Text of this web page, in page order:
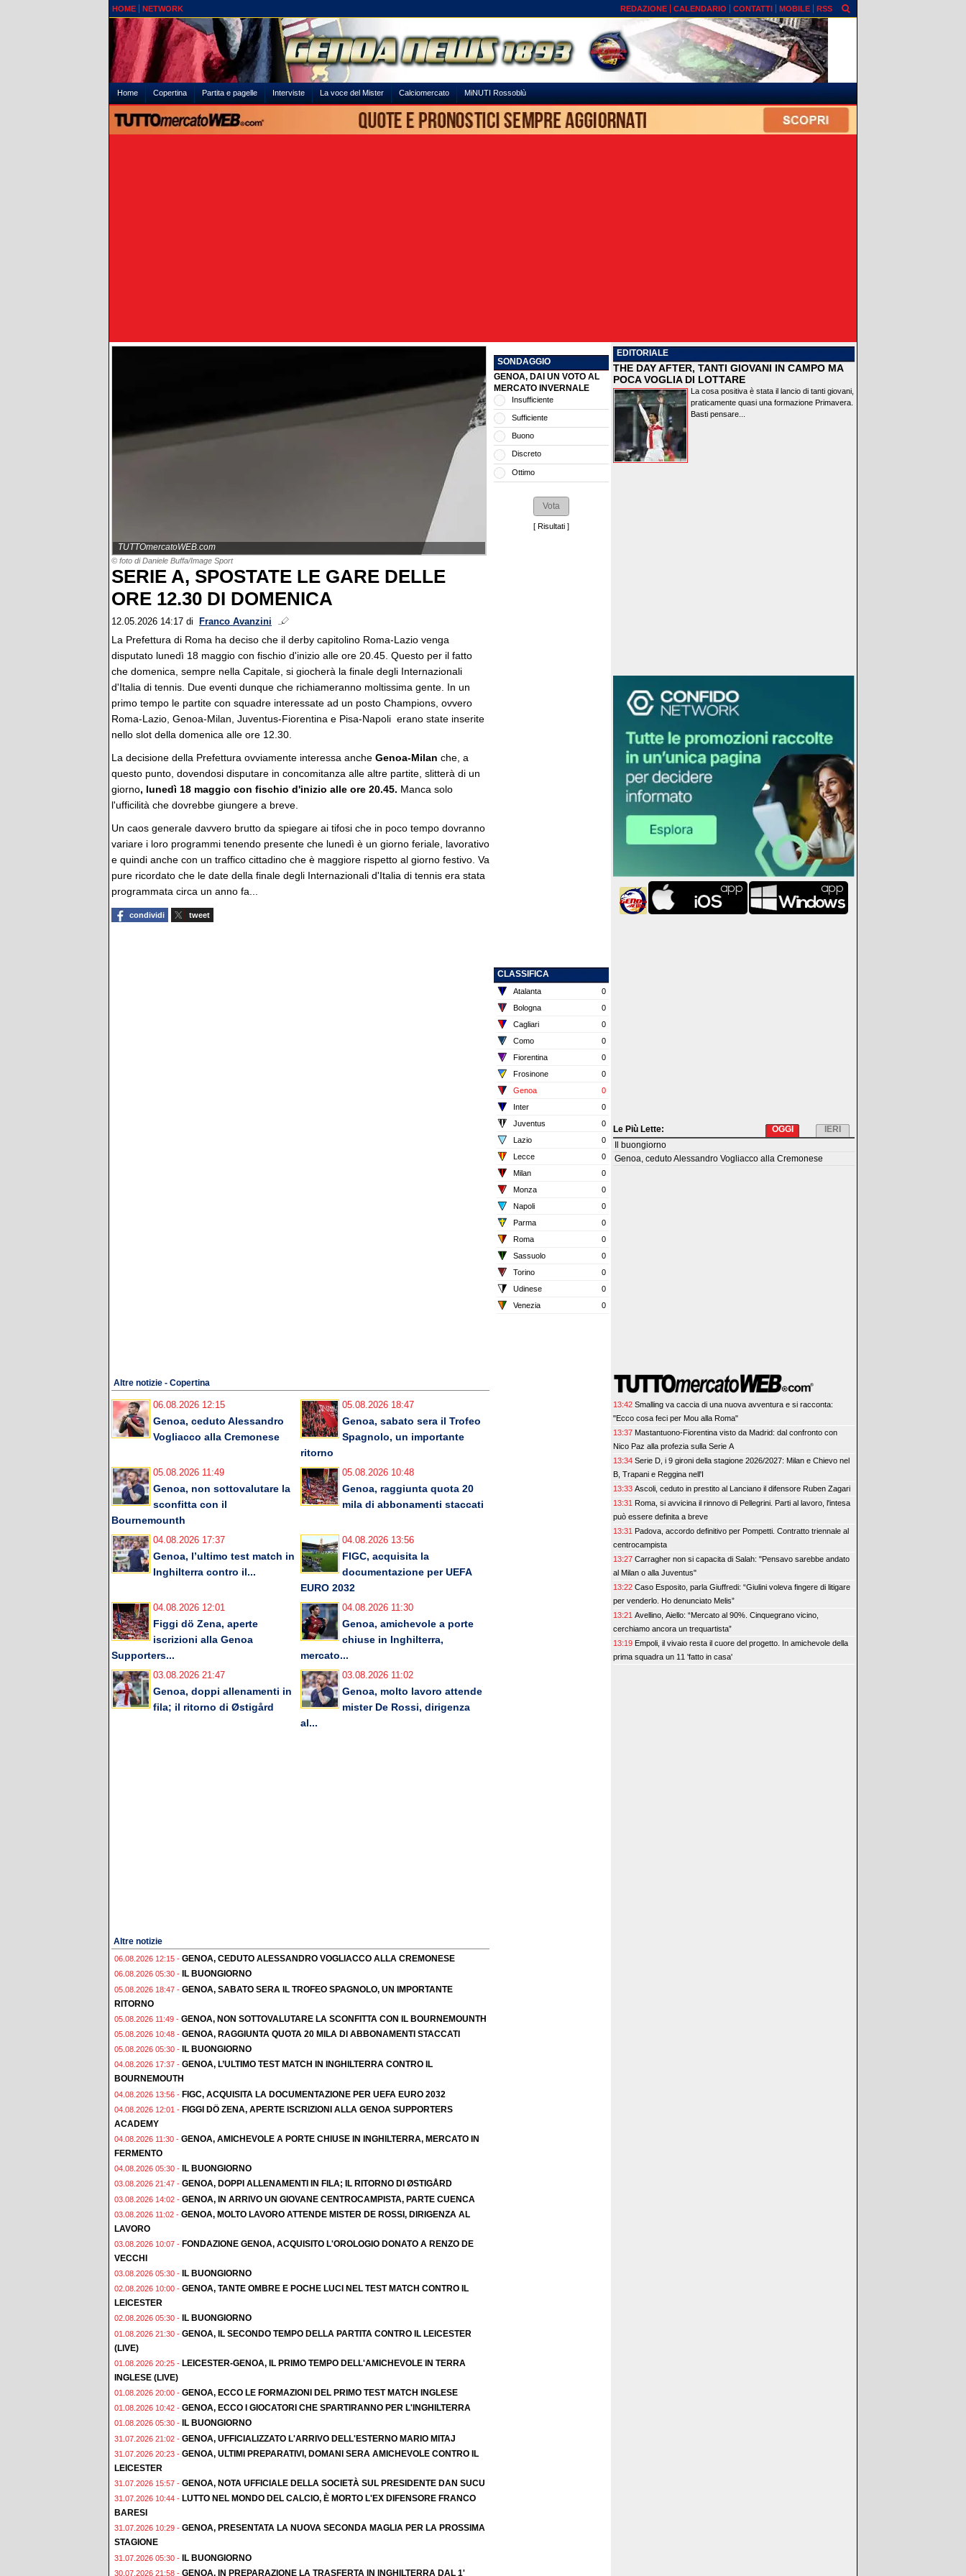
HOME NETWORK REDAZIONE CALENDARIO CONTATTI MOBILE RSS
Home Copertina Partita e pagelle Interviste La voce del Mister Calciomercato MiNUTI Rossoblù
TUTTOmercatoWEB.com
© foto di Daniele Buffa/Image Sport
SERIE A, SPOSTATE LE GARE DELLE
ORE 12.30 DI DOMENICA
12.05.2026 14:17 di Franco Avanzini
La Prefettura di Roma ha deciso che il derby capitolino Roma-Lazio venga
disputato lunedì 18 maggio con fischio d'inizio alle ore 20.45. Questo per il fatto
che domenica, sempre nella Capitale, si giocherà la finale degli Internazionali
d'Italia di tennis. Due eventi dunque che richiameranno moltissima gente. In un
primo tempo le partite con squadre interessate ad un posto Champions, ovvero
Roma-Lazio, Genoa-Milan, Juventus-Fiorentina e Pisa-Napoli erano state inserite
nello slot della domenica alle ore 12.30.
La decisione della Prefettura ovviamente interessa anche Genoa-Milan che, a
questo punto, dovendosi disputare in concomitanza alle altre partite, slitterà di un
giorno, lunedì 18 maggio con fischio d'inizio alle ore 20.45. Manca solo
l'ufficilità che dovrebbe giungere a breve.
Un caos generale davvero brutto da spiegare ai tifosi che in poco tempo dovranno
variare i loro programmi tenendo presente che lunedì è un giorno feriale, lavorativo
e quindi anche con un traffico cittadino che è maggiore rispetto al giorno festivo. Va
pure ricordato che le date della finale degli Internazionali d'Italia di tennis era stata
programmata circa un anno fa...
condividi tweet
Altre notizie - Copertina
06.08.2026 12:15
Genoa, ceduto Alessandro
Vogliacco alla Cremonese
05.08.2026 18:47
Genoa, sabato sera il Trofeo
Spagnolo, un importante
ritorno
05.08.2026 11:49
Genoa, non sottovalutare la
sconfitta con il
Bournemounth
05.08.2026 10:48
Genoa, raggiunta quota 20
mila di abbonamenti staccati
04.08.2026 17:37
Genoa, l’ultimo test match in
Inghilterra contro il...
04.08.2026 13:56
FIGC, acquisita la
documentazione per UEFA
EURO 2032
04.08.2026 12:01
Figgi dö Zena, aperte
iscrizioni alla Genoa
Supporters...
04.08.2026 11:30
Genoa, amichevole a porte
chiuse in Inghilterra,
mercato...
03.08.2026 21:47
Genoa, doppi allenamenti in
fila; il ritorno di Østigård
03.08.2026 11:02
Genoa, molto lavoro attende
mister De Rossi, dirigenza
al...
Altre notizie
06.08.2026 12:15 - GENOA, CEDUTO ALESSANDRO VOGLIACCO ALLA CREMONESE
06.08.2026 05:30 - IL BUONGIORNO
05.08.2026 18:47 - GENOA, SABATO SERA IL TROFEO SPAGNOLO, UN IMPORTANTE
RITORNO
05.08.2026 11:49 - GENOA, NON SOTTOVALUTARE LA SCONFITTA CON IL BOURNEMOUNTH
05.08.2026 10:48 - GENOA, RAGGIUNTA QUOTA 20 MILA DI ABBONAMENTI STACCATI
05.08.2026 05:30 - IL BUONGIORNO
04.08.2026 17:37 - GENOA, L’ULTIMO TEST MATCH IN INGHILTERRA CONTRO IL
BOURNEMOUTH
04.08.2026 13:56 - FIGC, ACQUISITA LA DOCUMENTAZIONE PER UEFA EURO 2032
04.08.2026 12:01 - FIGGI DÖ ZENA, APERTE ISCRIZIONI ALLA GENOA SUPPORTERS
ACADEMY
04.08.2026 11:30 - GENOA, AMICHEVOLE A PORTE CHIUSE IN INGHILTERRA, MERCATO IN
FERMENTO
04.08.2026 05:30 - IL BUONGIORNO
03.08.2026 21:47 - GENOA, DOPPI ALLENAMENTI IN FILA; IL RITORNO DI ØSTIGÅRD
03.08.2026 14:02 - GENOA, IN ARRIVO UN GIOVANE CENTROCAMPISTA, PARTE CUENCA
03.08.2026 11:02 - GENOA, MOLTO LAVORO ATTENDE MISTER DE ROSSI, DIRIGENZA AL
LAVORO
03.08.2026 10:07 - FONDAZIONE GENOA, ACQUISITO L'OROLOGIO DONATO A RENZO DE
VECCHI
03.08.2026 05:30 - IL BUONGIORNO
02.08.2026 10:00 - GENOA, TANTE OMBRE E POCHE LUCI NEL TEST MATCH CONTRO IL
LEICESTER
02.08.2026 05:30 - IL BUONGIORNO
01.08.2026 21:30 - GENOA, IL SECONDO TEMPO DELLA PARTITA CONTRO IL LEICESTER
(LIVE)
01.08.2026 20:25 - LEICESTER-GENOA, IL PRIMO TEMPO DELL'AMICHEVOLE IN TERRA
INGLESE (LIVE)
01.08.2026 20:00 - GENOA, ECCO LE FORMAZIONI DEL PRIMO TEST MATCH INGLESE
01.08.2026 10:42 - GENOA, ECCO I GIOCATORI CHE SPARTIRANNO PER L'INGHILTERRA
01.08.2026 05:30 - IL BUONGIORNO
31.07.2026 21:02 - GENOA, UFFICIALIZZATO L'ARRIVO DELL'ESTERNO MARIO MITAJ
31.07.2026 20:23 - GENOA, ULTIMI PREPARATIVI, DOMANI SERA AMICHEVOLE CONTRO IL
LEICESTER
31.07.2026 15:57 - GENOA, NOTA UFFICIALE DELLA SOCIETÀ SUL PRESIDENTE DAN SUCU
31.07.2026 10:44 - LUTTO NEL MONDO DEL CALCIO, È MORTO L'EX DIFENSORE FRANCO
BARESI
31.07.2026 10:29 - GENOA, PRESENTATA LA NUOVA SECONDA MAGLIA PER LA PROSSIMA
STAGIONE
31.07.2026 05:30 - IL BUONGIORNO
30.07.2026 21:58 - GENOA, IN PREPARAZIONE LA TRASFERTA IN INGHILTERRA DAL 1'
SONDAGGIO
GENOA, DAI UN VOTO AL
MERCATO INVERNALE
Insufficiente
Sufficiente
Buono
Discreto
Ottimo
[ Risultati ]
CLASSIFICA
Atalanta
0
Bologna
0
Cagliari
0
Como
0
Fiorentina
0
Frosinone
0
Genoa
0
Inter
0
Juventus
0
Lazio
0
Lecce
0
Milan
0
Monza
0
Napoli
0
Parma
0
Roma
0
Sassuolo
0
Torino
0
Udinese
0
Venezia
0
EDITORIALE
THE DAY AFTER, TANTI GIOVANI IN CAMPO MA
POCA VOGLIA DI LOTTARE
La cosa positiva è stata il lancio di tanti giovani,
praticamente quasi una formazione Primavera.
Basti pensare...
Le Più Lette: IERI
OGGI
Il buongiorno
Genoa, ceduto Alessandro Vogliacco alla Cremonese
13:42 Smalling va caccia di una nuova avventura e si racconta:
"Ecco cosa feci per Mou alla Roma"
13:37 Mastantuono-Fiorentina visto da Madrid: dal confronto con
Nico Paz alla profezia sulla Serie A
13:34 Serie D, i 9 gironi della stagione 2026/2027: Milan e Chievo nel
B, Trapani e Reggina nell'I
13:33 Ascoli, ceduto in prestito al Lanciano il difensore Ruben Zagari
13:31 Roma, si avvicina il rinnovo di Pellegrini. Parti al lavoro, l'intesa
può essere definita a breve
13:31 Padova, accordo definitivo per Pompetti. Contratto triennale al
centrocampista
13:27 Carragher non si capacita di Salah: "Pensavo sarebbe andato
al Milan o alla Juventus"
13:22 Caso Esposito, parla Giuffredi: “Giulini voleva fingere di litigare
per venderlo. Ho denunciato Melis”
13:21 Avellino, Aiello: “Mercato al 90%. Cinquegrano vicino,
cerchiamo ancora un trequartista”
13:19 Empoli, il vivaio resta il cuore del progetto. In amichevole della
prima squadra un 11 'fatto in casa'